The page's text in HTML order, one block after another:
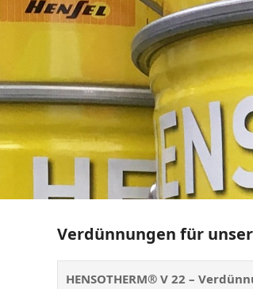
Verdünnungen für
HENSOTHERM® V 22 –